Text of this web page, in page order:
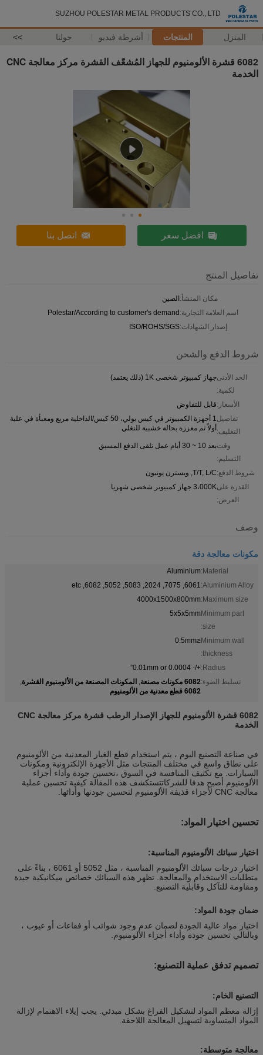
SUZHOU POLESTAR METAL PRODUCTS CO., LTD
المنزل المنتجات أشرطة فيديو حولنا >>
6082 قشرة الألومنيوم للجهاز المُشعّف القشرة مركز معالجة CNC
الخدمة
افضل سعر اتصل بنا
تفاصيل المنتج
مكان المنشأ:الصين
اسم العلامة التجارية:Polestar/According to customer's demand
إصدار الشهادات:ISO/ROHS/SGS
شروط الدفع والشحن
الحد الأدنى
لكمية:
جهاز كمبيوتر شخصى 1K (ذلك يعتمد)
الأسعار:قابل للتفاوض
تفاصيل
التغليف:
1 أجهزة الكمبيوتر في كيس بولي، 50 كيس/الداخلية مربع ومعبأة في علبة
أولاً ثم معززة بحالة خشبية للتغلي
وقت
التسليم:
بعد 10 ~ 30 أيام عمل تلقى الدفع المسبق
شروط الدفع:T/T, L/C, ويسترن يونيون
القدرة على
العرض:
3،000K جهاز كمبيوتر شخصى شهريا
وصف
مكونات معالجة دقة
Material:
Aluminium
Aluminium Alloy:
6061, 7075, 2024, 5083, 5052, 6082, etc
Maximum size:
4000x1500x800mm
Minimum part
size:
5x5x5mm
Minimum wall
thickness:
≤0.5mm
Radius:
+/- 0.01mm or 0.0004”
تسليط الضوء:6082 مكونات مصنعة , المكونات المصنعة من الألومنيوم القشرة,
6082 قطع معدنية من الألومنيوم
6082 قشرة الألومنيوم للجهاز الإصدار الرطب قشرة مركز معالجة CNC
الخدمة
في صناعة التصنيع اليوم ، يتم استخدام قطع الغيار المعدنية من الألومنيوم
على نطاق واسع في مختلف المنتجات مثل الأجهزة الإلكترونية ومكونات
السيارات. مع تكثيف المنافسة في السوق ،تحسين جودة وأداء أجزاء
الألومنيوم أصبح هدفا للشركاتتستكشف هذه المقالة كيفية تحسين عملية
معالجة CNC لأجزاء قذيفة الألومنيوم لتحسين جودتها وأدائها.
تحسين اختيار المواد:
اختيار سبائك الألومنيوم المناسبة:
اختيار درجات سبائك الألومنيوم المناسبة ، مثل 5052 أو 6061 ، بناءً على
متطلبات الاستخدام والمعالجة. تظهر هذه السبائك خصائص ميكانيكية جيدة
ومقاومة للتآكل وقابلية التصنيع.
ضمان جودة المواد:
اختيار مواد عالية الجودة لضمان عدم وجود شوائب أو فقاعات أو عيوب ،
وبالتالي تحسين جودة وأداء أجزاء الألومنيوم.
تصميم تدفق عملية التصنيع:
التصنيع الخام:
إزالة معظم المواد لتشكيل الفراغ بشكل مبدئي. يجب إيلاء الاهتمام لإزالة
المواد المتساوية لتسهيل المعالجة اللاحقة.
معالجة متوسطة: